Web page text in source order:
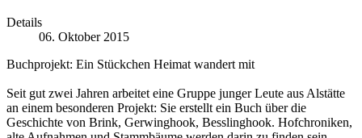
Details
06. Oktober 2015
Buchprojekt: Ein Stückchen Heimat wandert mit
Seit gut zwei Jahren arbeitet eine Gruppe junger Leute aus Alstätte
an einem besonderen Projekt: Sie erstellt ein Buch über die
Geschichte von Brink, Gerwinghook, Besslinghook. Hofchroniken,